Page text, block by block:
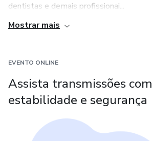
dentistas e demais profissionai...
Mostrar mais
EVENTO ONLINE
Assista transmissões com
estabilidade e segurança